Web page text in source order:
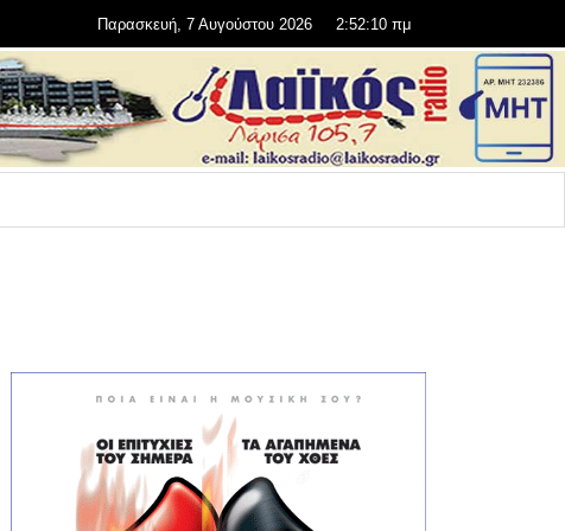
Παρασκευή, 7 Αυγούστου 2026 2:52:10 πμ